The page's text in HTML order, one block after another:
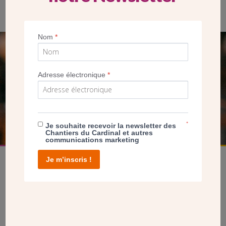
SEUL VOTRE DON
NOUS PERMET D’AGIR
FAIRE UN DON
Nom*
Adresse électronique*
Je souhaite recevoir la newsletter des
Chantiers du Cardinal et autres
communications marketing
*
Je m’inscris !